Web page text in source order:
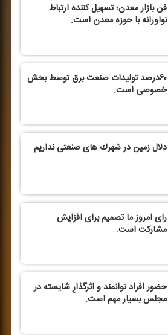
فن بازار معدن؛ تسهیل كننده ارتباط
نوآورانه با حوزه معدن است.
۶۰درصد تولیدات صنعت برق توسط بخش
خصوصی است.
دلال زمین در شهرك های صنعتی نداریم
رای امروز ما تصمیم برای افزایش
مشاركت است.
حضور افراد توانمند و اثرگذارِ شایسته در
مجلس بسیار مهم است.